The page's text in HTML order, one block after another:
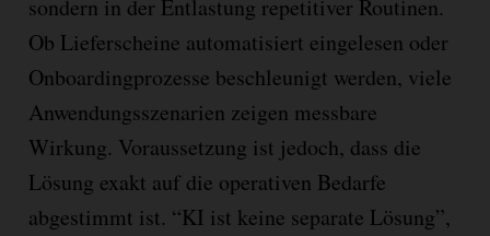
sondern in der Entlastung repetitiver Routinen.
Ob Lieferscheine automatisiert eingelesen oder
Onboardingprozesse beschleunigt werden, viele
Anwendungsszenarien zeigen messbare
Wirkung. Voraussetzung ist jedoch, dass die
Lösung exakt auf die operativen Bedarfe
abgestimmt ist. “KI ist keine separate Lösung”,